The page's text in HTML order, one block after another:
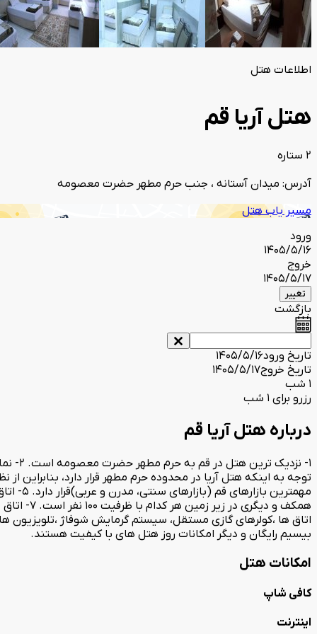
اطلاعات هتل
هتل آریا قم
2 ستاره
آدرس: میدان آستانه ، جنب حرم مطهر حضرت معصومه
مسیر یاب هتل
ورود
1405/5/16
خروج
1405/5/17
تغییر
بازگشت
تاریخ ورود1405/5/16
تاریخ خروج1405/5/17
1 شب
رزرو برای 1 شب
درباره هتل آریا قم
همکف و
بیسیم رایگان و دیگر امکانات روز هتل های با کیفیت هستند.
امکانات هتل
کافی شاپ
اینترنت